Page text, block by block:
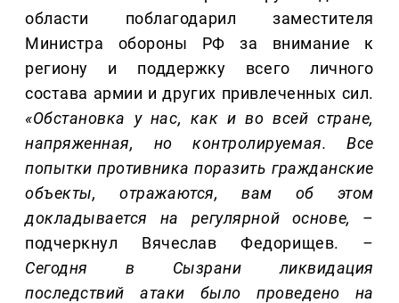
области поблагодарил заместителя
Министра обороны РФ за внимание к
региону и поддержку всего личного
состава армии и других привлеченных сил.
«Обстановка у нас, как и во всей стране,
напряженная, но контролируемая. Все
попытки противника поразить гражданские
объекты, отражаются, вам об этом
докладывается на регулярной основе,
–
подчеркнул Вячеслав Федорищев. –
Сегодня в Сызрани ликвидация
последствий атаки было проведено на